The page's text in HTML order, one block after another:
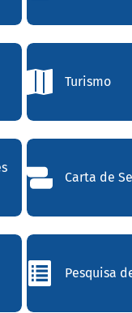
Turismo
Carta de
Pesquisa